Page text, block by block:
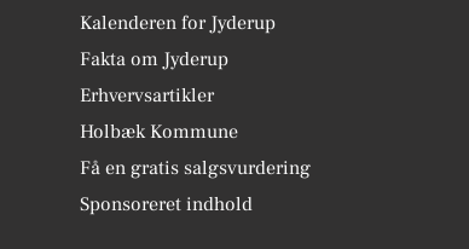
Kalenderen for Jyderup
Fakta om Jyderup
Erhvervsartikler
Holbæk Kommune
Få en gratis salgsvurdering
Sponsoreret indhold